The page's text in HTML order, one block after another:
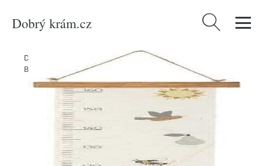
Dobrý krám.cz Vyhledávání
Domů Dekorace/Dětská nástěnná dekorace Agnes –
Bloomingville Mini